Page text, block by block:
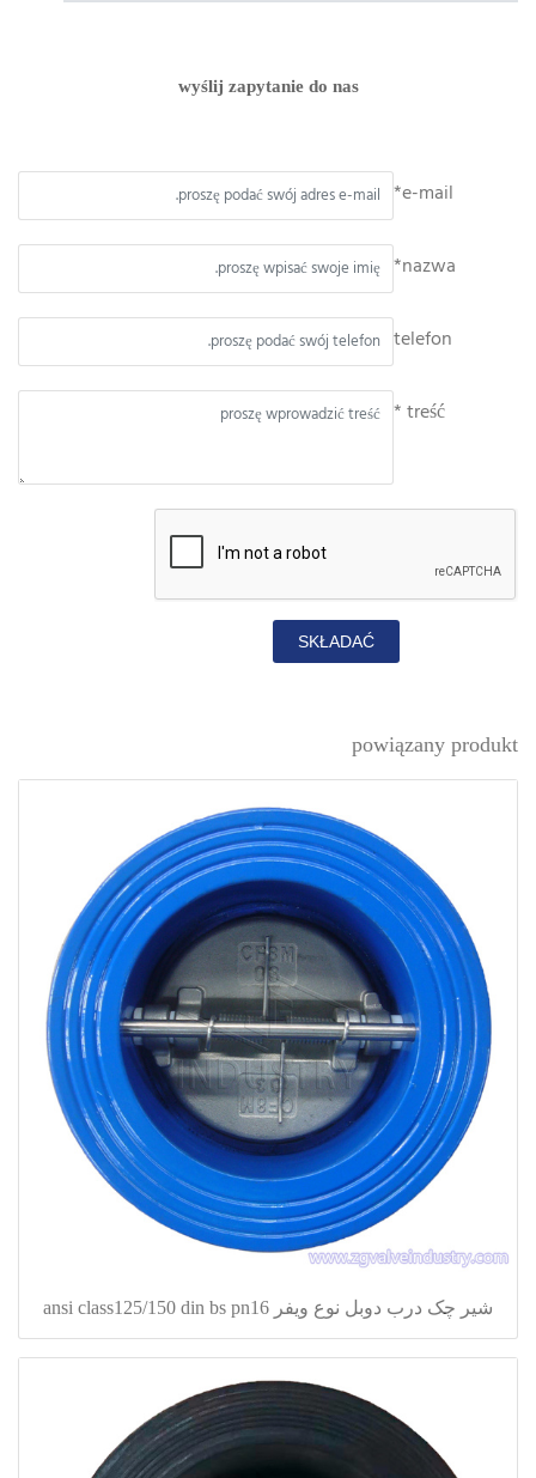
wyślij zapytanie do nas
e-mail*
nazwa*
telefon
treść *
SKŁADAĆ
powiązany produkt
شیر چک درب دوبل نوع ویفر ansi class125/150 din bs pn16